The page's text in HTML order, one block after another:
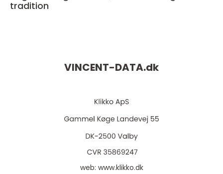
tradition
VINCENT-DATA.dk
web: www.klikko.dk